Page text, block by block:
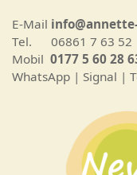
E-Mail
Tel. 06861 7 63 52
Mobil 0177 5 60 28
WhatsApp | Signal |